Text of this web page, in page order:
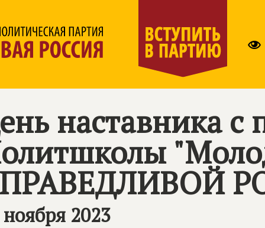
наставника с
2023